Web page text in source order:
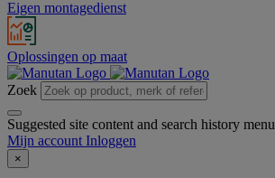
Eigen montagedienst
Oplossingen op maat
Zoek
Suggested site content and search history menu
Mijn account Inloggen
×